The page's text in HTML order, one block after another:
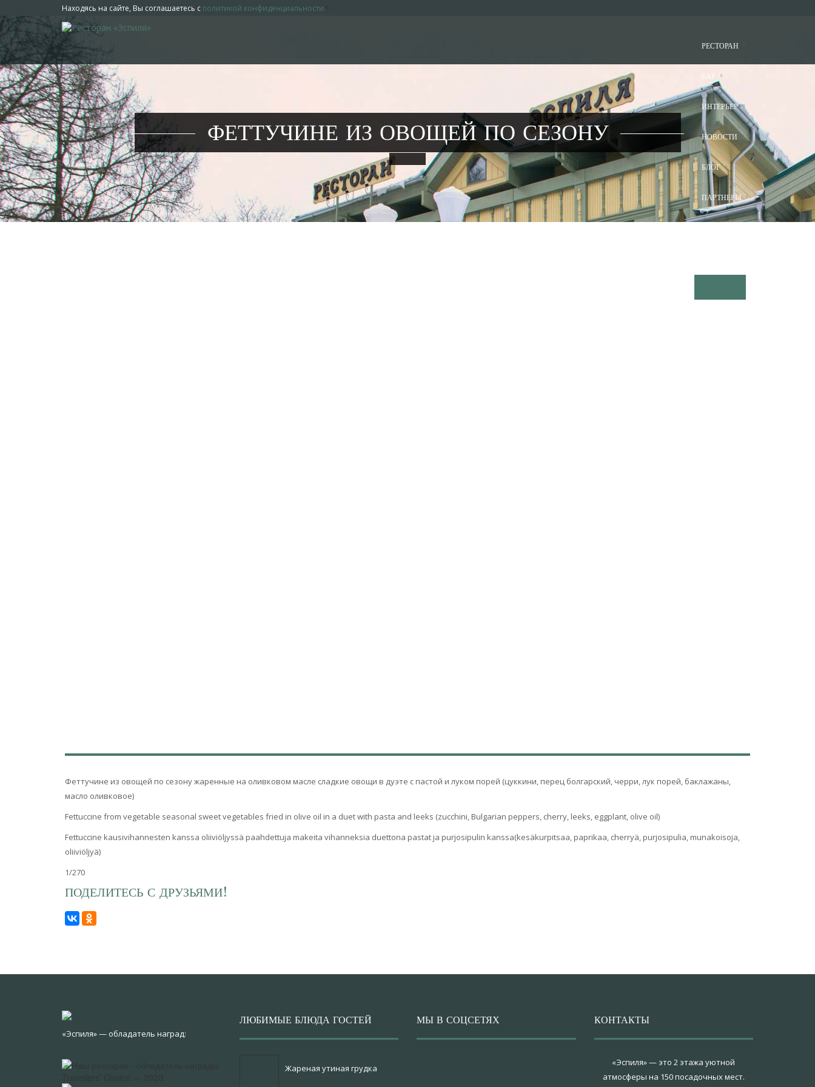
Находясь на сайте, Вы соглашаетесь с политикой конфиденциальности
РЕСТОРАН
БАР
ИНТЕРЬЕР
НОВОСТИ
БЛОГ
ПАРТНЕРЫ
ФЕТТУЧИНЕ ИЗ ОВОЩЕЙ ПО СЕЗОНУ
Феттучине из овощей по сезону жаренные на оливковом масле сладкие овощи в дуэте с пастой и луком порей (цуккини, перец болгарский, черри, лук порей, баклажаны,
масло оливковое)
Fettuccine from vegetable seasonal sweet vegetables fried in olive oil in a duet with pasta and leeks (zucchini, Bulgarian peppers, cherry, leeks, eggplant, olive oil)
Fettuccine kausivihannesten kanssa oliiviöljyssä paahdettuja makeita vihanneksia duettona pastat ja purjosipulin kanssa(kesäkurpitsaa, paprikaa, cherryä, purjosipulia, munakoisoja,
oliiviöljyä)
1/270
ПОДЕЛИТЕСЬ С ДРУЗЬЯМИ!
«Эспиля» — обладатель наград:
ЛЮБИМЫЕ БЛЮДА ГОСТЕЙ
Жареная утиная грудка
МЫ В СОЦСЕТЯХ КОНТАКТЫ
«Эспиля» — это 2 этажа уютной
атмосферы на 150 посадочных мест.